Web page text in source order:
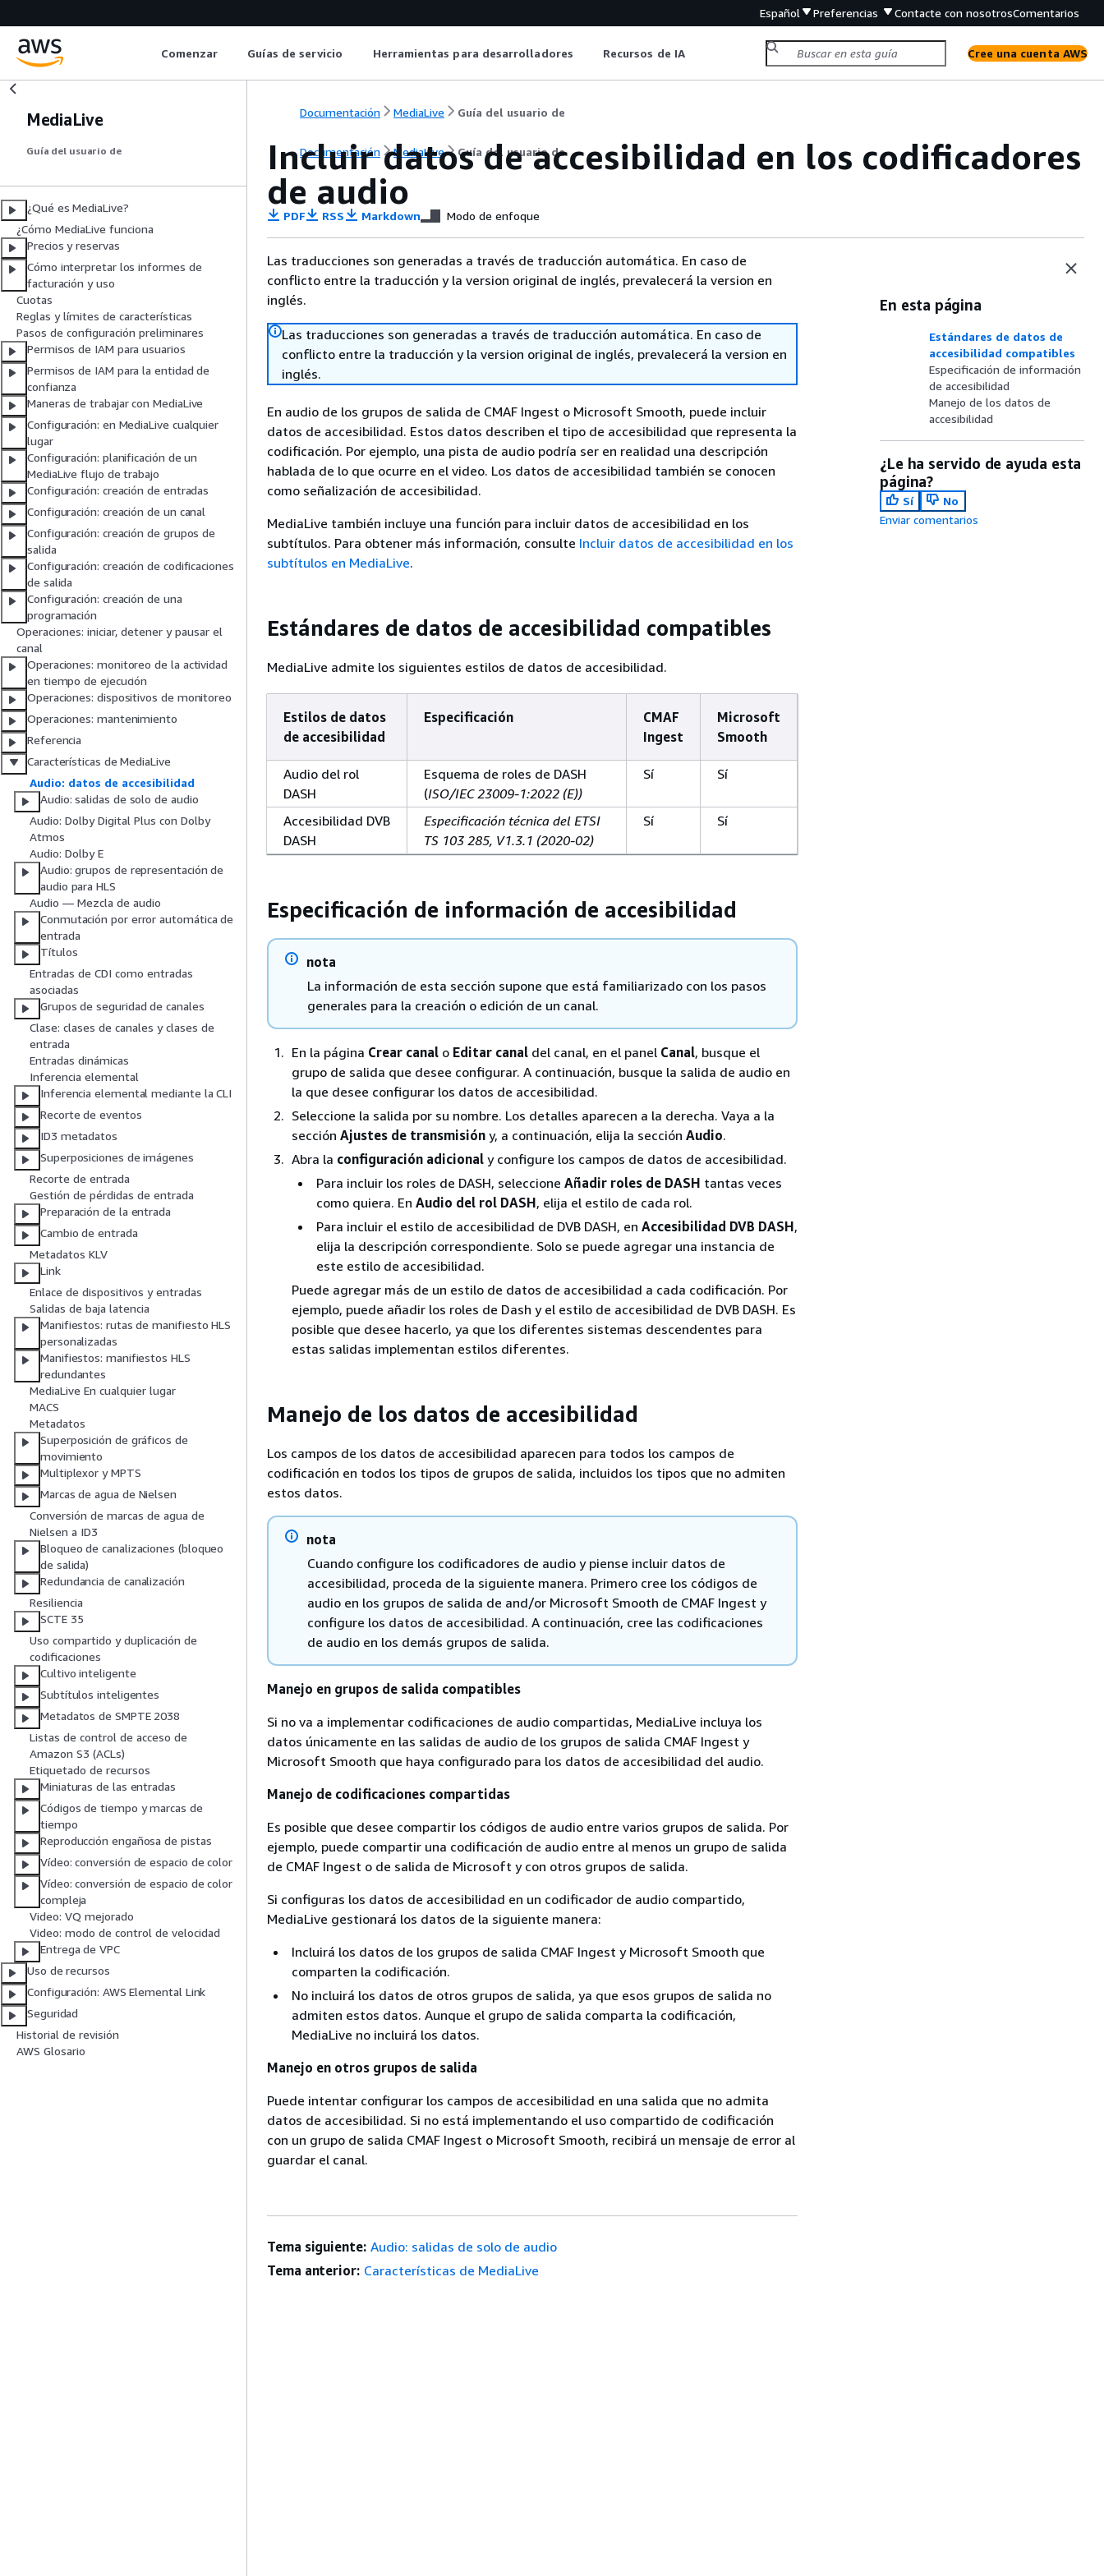
Español Preferencias Contacte con nosotrosComentarios
Comenzar Guías de servicio Herramientas para desarrolladores Recursos de IA Cree una cuenta AWS
MediaLive
Guía del usuario de
¿Qué es MediaLive?
¿Cómo MediaLive funciona
Precios y reservas
Cómo interpretar los informes de
facturación y uso
Cuotas
Reglas y límites de características
Pasos de configuración preliminares
Permisos de IAM para usuarios
Permisos de IAM para la entidad de
confianza
Maneras de trabajar con MediaLive
Configuración: en MediaLive cualquier
lugar
Configuración: planificación de un
MediaLive flujo de trabajo
Configuración: creación de entradas
Configuración: creación de un canal
Configuración: creación de grupos de
salida
Configuración: creación de codificaciones
de salida
Configuración: creación de una
programación
Operaciones: iniciar, detener y pausar el
canal
Operaciones: monitoreo de la actividad
en tiempo de ejecución
Operaciones: dispositivos de monitoreo
Operaciones: mantenimiento
Referencia
Características de MediaLive
Audio: datos de accesibilidad
Audio: salidas de solo de audio
Audio: Dolby Digital Plus con Dolby
Atmos
Audio: Dolby E
Audio: grupos de representación de
audio para HLS
Audio — Mezcla de audio
Conmutación por error automática de
entrada
Títulos
Entradas de CDI como entradas
asociadas
Grupos de seguridad de canales
Clase: clases de canales y clases de
entrada
Entradas dinámicas
Inferencia elemental
Inferencia elemental mediante la CLI
Recorte de eventos
ID3 metadatos
Superposiciones de imágenes
Recorte de entrada
Gestión de pérdidas de entrada
Preparación de la entrada
Cambio de entrada
Metadatos KLV
Link
Enlace de dispositivos y entradas
Salidas de baja latencia
Manifiestos: rutas de manifiesto HLS
personalizadas
Manifiestos: manifiestos HLS
redundantes
MediaLive En cualquier lugar
MACS
Metadatos
Superposición de gráficos de
movimiento
Multiplexor y MPTS
Marcas de agua de Nielsen
Conversión de marcas de agua de
Nielsen a ID3
Bloqueo de canalizaciones (bloqueo
de salida)
Redundancia de canalización
Resiliencia
SCTE 35
Uso compartido y duplicación de
codificaciones
Cultivo inteligente
Subtítulos inteligentes
Metadatos de SMPTE 2038
Listas de control de acceso de
Amazon S3 (ACLs)
Etiquetado de recursos
Miniaturas de las entradas
Códigos de tiempo y marcas de
tiempo
Reproducción engañosa de pistas
Vídeo: conversión de espacio de color
Vídeo: conversión de espacio de color
compleja
Video: VQ mejorado
Video: modo de control de velocidad
Entrega de VPC
Uso de recursos
Configuración: AWS Elemental Link
Seguridad
Historial de revisión
AWS Glosario
Documentación MediaLive Guía del usuario de
Documentación MediaLive Guía del usuario de
Incluir datos de accesibilidad en los codificadores
de audio
PDF RSS Markdown Modo de enfoque
Las traducciones son generadas a través de traducción automática. En caso de
conflicto entre la traducción y la version original de inglés, prevalecerá la version en
inglés.
Las traducciones son generadas a través de traducción automática. En caso de
conflicto entre la traducción y la version original de inglés, prevalecerá la version en
inglés.
En audio de los grupos de salida de CMAF Ingest o Microsoft Smooth, puede incluir
datos de accesibilidad. Estos datos describen el tipo de accesibilidad que representa la
codificación. Por ejemplo, una pista de audio podría ser en realidad una descripción
hablada de lo que ocurre en el video. Los datos de accesibilidad también se conocen
como señalización de accesibilidad.
MediaLive también incluye una función para incluir datos de accesibilidad en los
subtítulos. Para obtener más información, consulte Incluir datos de accesibilidad en los
subtítulos en MediaLive.
Estándares de datos de accesibilidad compatibles
MediaLive admite los siguientes estilos de datos de accesibilidad.
Estilos de datos
de accesibilidad
Especificación
CMAF
Ingest
Microsoft
Smooth
Audio del rol
DASH
Esquema de roles de DASH
(ISO/IEC 23009-1:2022 (E))
Sí Sí
Accesibilidad DVB
DASH
Especificación técnica del ETSI
TS 103 285, V1.3.1 (2020-02)
Sí Sí
Especificación de información de accesibilidad
nota
La información de esta sección supone que está familiarizado con los pasos
generales para la creación o edición de un canal.
En la página Crear canal o Editar canal del canal, en el panel Canal, busque el
grupo de salida que desee configurar. A continuación, busque la salida de audio en
la que desee configurar los datos de accesibilidad.
Seleccione la salida por su nombre. Los detalles aparecen a la derecha. Vaya a la
sección Ajustes de transmisión y, a continuación, elija la sección Audio.
Abra la configuración adicional y configure los campos de datos de accesibilidad.
Para incluir los roles de DASH, seleccione Añadir roles de DASH tantas veces
como quiera. En Audio del rol DASH, elija el estilo de cada rol.
Para incluir el estilo de accesibilidad de DVB DASH, en Accesibilidad DVB DASH,
elija la descripción correspondiente. Solo se puede agregar una instancia de
este estilo de accesibilidad.
Puede agregar más de un estilo de datos de accesibilidad a cada codificación. Por
ejemplo, puede añadir los roles de Dash y el estilo de accesibilidad de DVB DASH. Es
posible que desee hacerlo, ya que los diferentes sistemas descendentes para
estas salidas implementan estilos diferentes.
Manejo de los datos de accesibilidad
Los campos de los datos de accesibilidad aparecen para todos los campos de
codificación en todos los tipos de grupos de salida, incluidos los tipos que no admiten
estos datos.
nota
Cuando configure los codificadores de audio y piense incluir datos de
accesibilidad, proceda de la siguiente manera. Primero cree los códigos de
audio en los grupos de salida de and/or Microsoft Smooth de CMAF Ingest y
configure los datos de accesibilidad. A continuación, cree las codificaciones
de audio en los demás grupos de salida.
Manejo en grupos de salida compatibles
Si no va a implementar codificaciones de audio compartidas, MediaLive incluya los
datos únicamente en las salidas de audio de los grupos de salida CMAF Ingest y
Microsoft Smooth que haya configurado para los datos de accesibilidad del audio.
Manejo de codificaciones compartidas
Es posible que desee compartir los códigos de audio entre varios grupos de salida. Por
ejemplo, puede compartir una codificación de audio entre al menos un grupo de salida
de CMAF Ingest o de salida de Microsoft y con otros grupos de salida.
Si configuras los datos de accesibilidad en un codificador de audio compartido,
MediaLive gestionará los datos de la siguiente manera:
Incluirá los datos de los grupos de salida CMAF Ingest y Microsoft Smooth que
comparten la codificación.
No incluirá los datos de otros grupos de salida, ya que esos grupos de salida no
admiten estos datos. Aunque el grupo de salida comparta la codificación,
MediaLive no incluirá los datos.
Manejo en otros grupos de salida
Puede intentar configurar los campos de accesibilidad en una salida que no admita
datos de accesibilidad. Si no está implementando el uso compartido de codificación
con un grupo de salida CMAF Ingest o Microsoft Smooth, recibirá un mensaje de error al
guardar el canal.
En esta página
Estándares de datos de
accesibilidad compatibles
Especificación de información
de accesibilidad
Manejo de los datos de
accesibilidad
¿Le ha servido de ayuda esta
página?
Sí
No
Enviar comentarios
Tema siguiente: Audio: salidas de solo de audio
Tema anterior: Características de MediaLive